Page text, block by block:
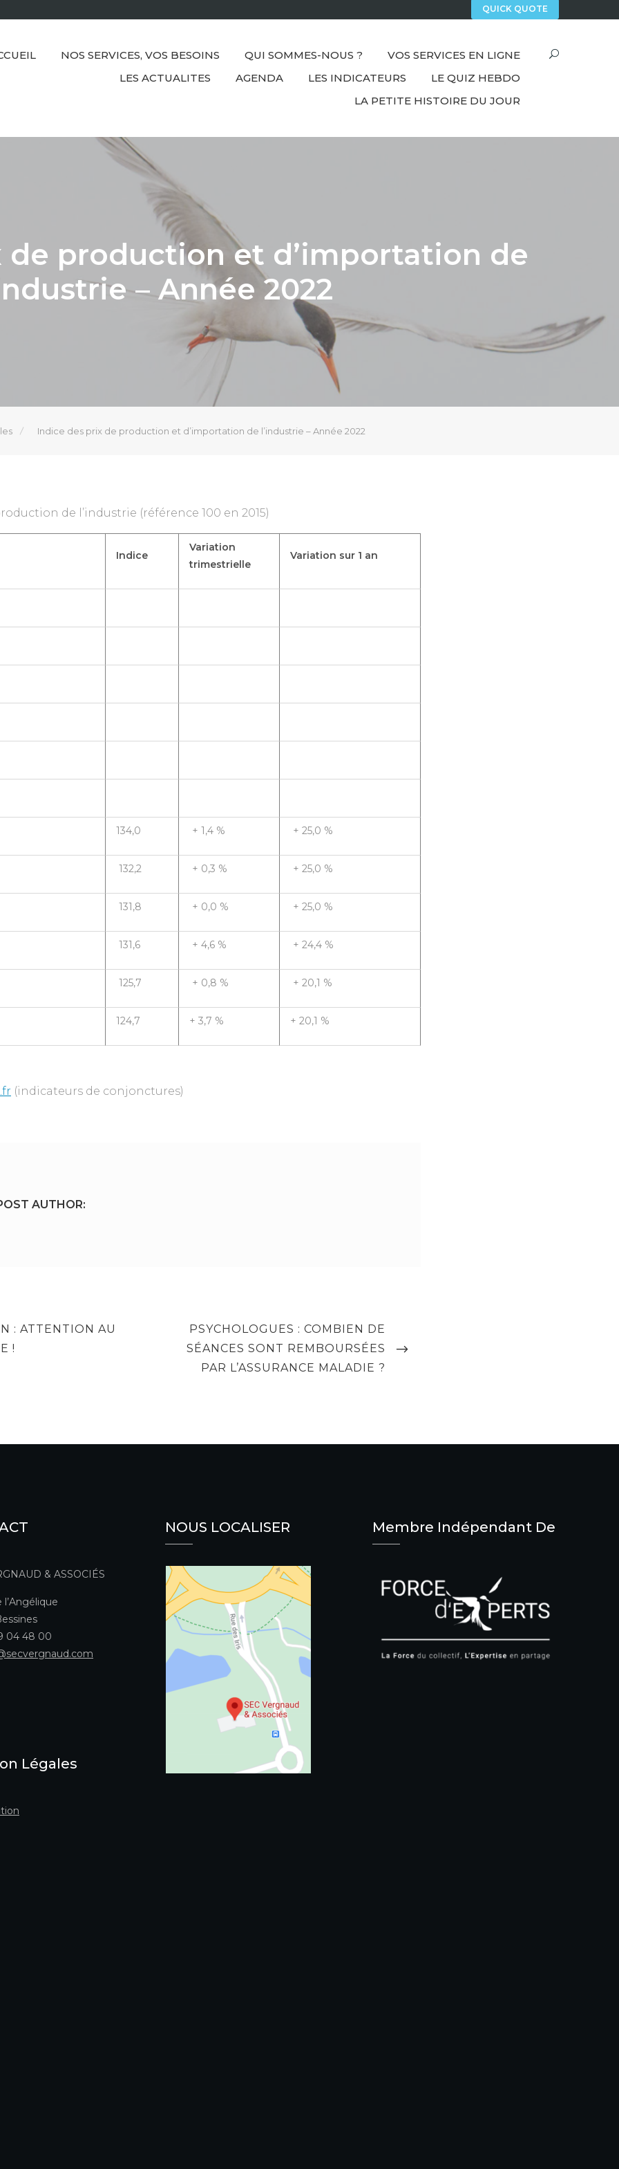
QUICK QUOTE
NOS SERVICES, VOS BESOINS QUI SOMMES-NOUS ?
VOS SERVICES EN LIGNE
LES ACTUALITES
AGENDA LES INDICATEURS
LE QUIZ HEBDO
LA PETITE HISTOIRE DU JOUR
de production et d’importation de
– Année 2022
Indice des prix de production et d’importation de l’industrie – Année 2022
de l’industrie (référence 100 en 2015)
Indice
Variation
trimestrielle
Variation sur 1 an
134,0 + 1,4 % + 25,0 %
132,2 + 0,3 % + 25,0 %
131,8 + 0,0 % + 25,0 %
131,6 + 4,6 % + 24,4 %
125,7 + 0,8 % + 20,1 %
124,7 + 3,7 % + 20,1 %
(indicateurs de conjonctures)
AUTHOR:
: ATTENTION AU
!
NEXT
POST
PSYCHOLOGUES : COMBIEN DE
SÉANCES SONT REMBOURSÉES
PAR L’ASSURANCE MALADIE ?
& ASSOCIÉS
l’Angélique
04 48 00
Légales
NOUS LOCALISER Membre Indépendant De